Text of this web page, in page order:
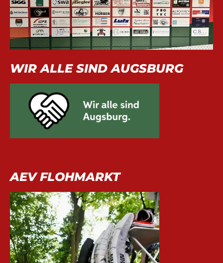
WIR ALLE SIND AUGSBURG
AEV FLOHMARKT